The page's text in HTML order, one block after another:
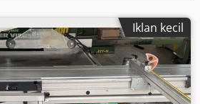
sekitar P x L x T mm:
sekitar kg: 1000 Total daya yang
6,25 Kw Lokasi penyimpanan:
gratis, tidak dikemas
saat ini seperti yang diperiksa,
Iklan kecil